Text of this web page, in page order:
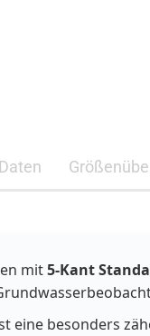
mit5-Kant
eine besonders